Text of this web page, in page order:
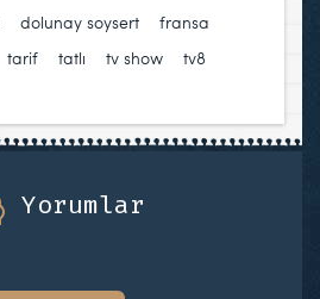
dolunay soysert fransa
tarif tatlı tv show tv8
Yorumlar